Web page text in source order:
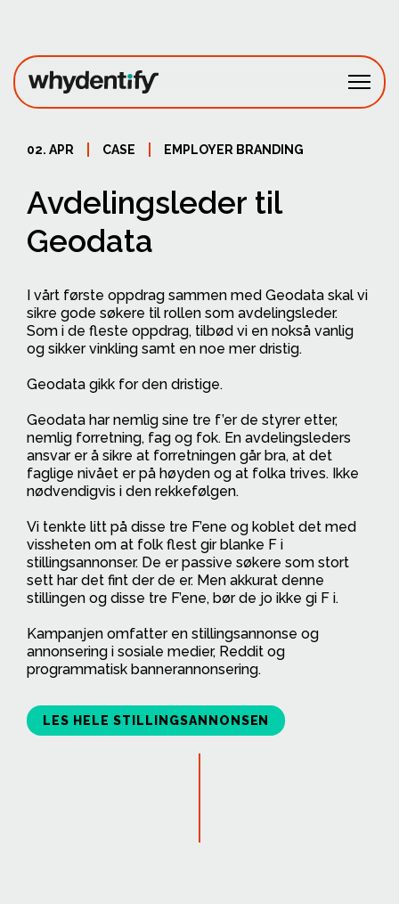
Fagområder
Avdelingsleder til
Geodata
02. APR CASE EMPLOYER BRANDING
I vårt første oppdrag sammen med Geodata skal vi
sikre gode søkere til rollen som avdelingsleder.
Som i de fleste oppdrag, tilbød vi en nokså vanlig
og sikker vinkling samt en noe mer dristig.
Geodata gikk for den dristige.
Geodata har nemlig sine tre f’er de styrer etter,
nemlig forretning, fag og fok. En avdelingsleders
ansvar er å sikre at forretningen går bra, at det
faglige nivået er på høyden og at folka trives. Ikke
nødvendigvis i den rekkefølgen.
Vi tenkte litt på disse tre F’ene og koblet det med
vissheten om at folk flest gir blanke F i
stillingsannonser. De er passive søkere som stort
sett har det fint der de er. Men akkurat denne
stillingen og disse tre F’ene, bør de jo ikke gi F i.
Kampanjen omfatter en stillingsannonse og
annonsering i sosiale medier, Reddit og
programmatisk bannerannonsering.
LES HELE STILLINGSANNONSEN